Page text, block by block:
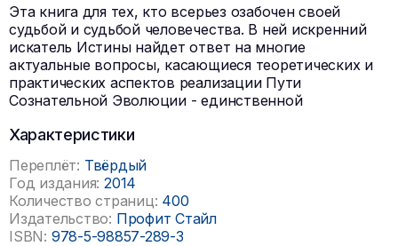
Эта книга для тех, кто всерьез озабочен своей
судьбой и судьбой человечества. В ней искренний
искатель Истины найдет ответ на многие
актуальные вопросы, касающиеся теоретических и
практических аспектов реализации Пути
Сознательной Эволюции - единственной
Характеристики
Переплёт: Твёрдый
Год издания: 2014
Количество страниц: 400
Издательство: Профит Стайл
ISBN: 978-5-98857-289-3